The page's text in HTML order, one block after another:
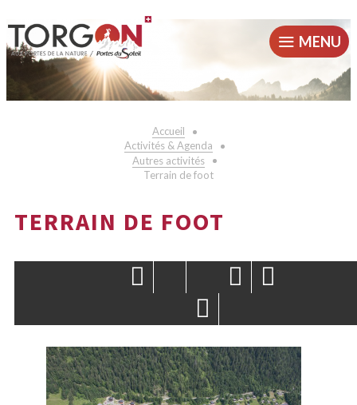
MENU
Accueil
Activités & Agenda
Autres activités
Terrain de foot
TERRAIN DE FOOT